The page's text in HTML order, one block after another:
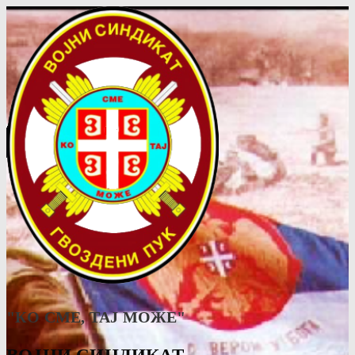
"КО СМЕ, ТАJ МОЖЕ"